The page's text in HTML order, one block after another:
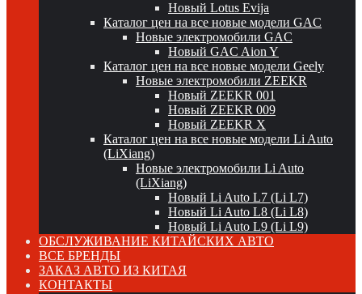
Новый Lotus Evija
Каталог цен на все новые модели GAC
Новые электромобили GAC
Новый GAC Aion Y
Каталог цен на все новые модели Geely
Новые электромобили ZEEKR
Новый ZEEKR 001
Новый ZEEKR 009
Новый ZEEKR X
Каталог цен на все новые модели Li Auto
(LiXiang)
Новые электромобили Li Auto
(LiXiang)
Новый Li Auto L7 (Li L7)
Новый Li Auto L8 (Li L8)
Новый Li Auto L9 (Li L9)
ОБСЛУЖИВАНИЕ КИТАЙСКИХ АВТО
ВСЕ БРЕНДЫ
ЗАКАЗ АВТО ИЗ КИТАЯ
КОНТАКТЫ